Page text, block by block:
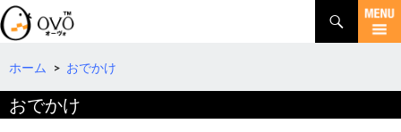
検
索
コ
テ
ツ
へ
ホーム > おでかけ
おでかけ